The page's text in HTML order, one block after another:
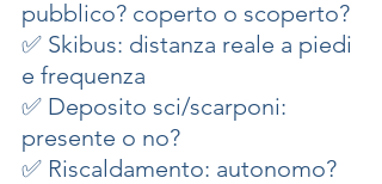
pubblico? coperto o scoperto?
✅ Skibus: distanza reale a piedi
e frequenza
✅ Deposito sci/scarponi:
presente o no?
✅ Riscaldamento: autonomo?